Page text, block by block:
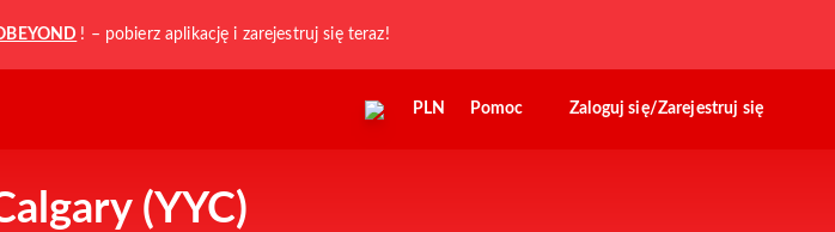
! – pobierz aplikację i zarejestruj się teraz!
PLN Pomoc Zaloguj się/Zarejestruj się
(YYC)